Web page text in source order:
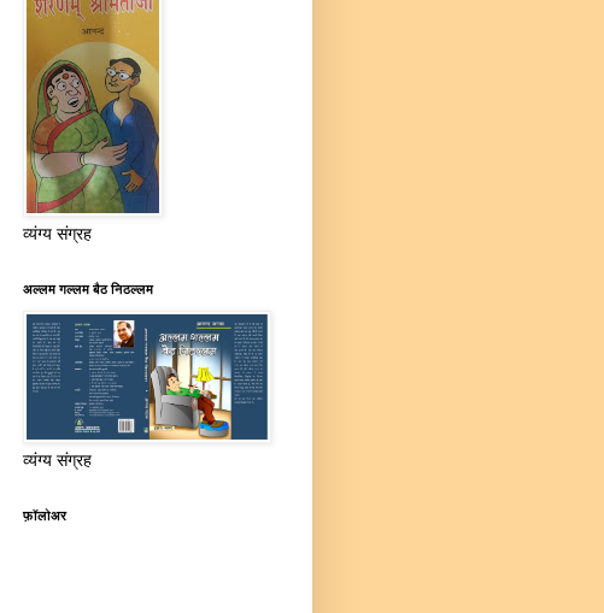
व्यंग्य संग्रह
अल्लम गल्लम बैठ निठल्लम
व्यंग्य संग्रह
फ़ॉलोअर